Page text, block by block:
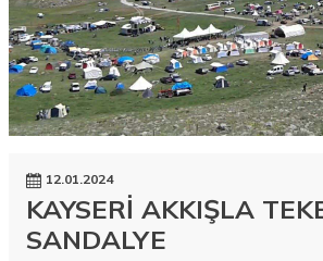
12.01.2024
KAYSERİ AKKIŞLA
SANDALYE